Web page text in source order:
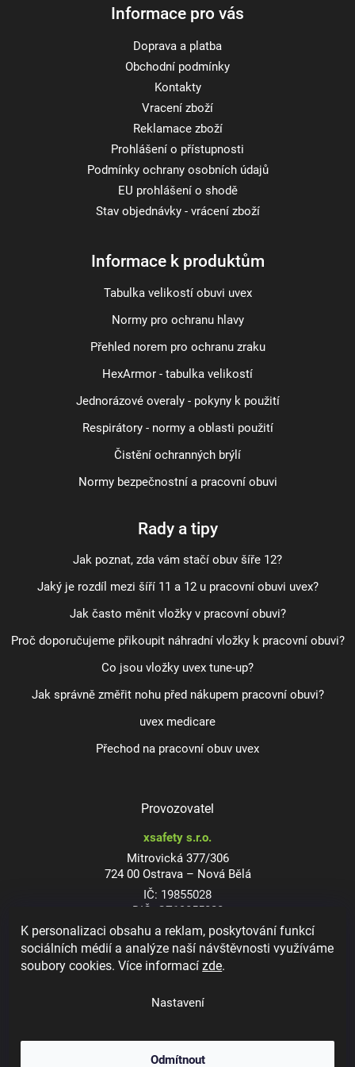
K personalizaci obsahu a reklam, poskytování funkcí
sociálních médií a analýze naší návštěvnosti využíváme
soubory cookies. Více informacízde.
Nastavení
Odmítnout
Informace pro vás
Doprava a platba
Obchodní podmínky
Kontakty
Vracení zboží
Reklamace zboží
Prohlášení o přístupnosti
Podmínky ochrany osobních údajů
EU prohlášení o shodě
Stav objednávky - vrácení zboží
Informace k produktům
Tabulka velikostí obuvi uvex
Normy pro ochranu hlavy
Přehled norem pro ochranu zraku
HexArmor - tabulka velikostí
Jednorázové overaly - pokyny k použití
Respirátory - normy a oblasti použití
Čistění ochranných brýlí
Normy bezpečnostní a pracovní obuvi
Rady a tipy
Jak poznat, zda vám stačí obuv šíře 12?
Jaký je rozdíl mezi šíří 11 a 12 u pracovní obuvi uvex?
Jak často měnit vložky v pracovní obuvi?
Proč doporučujeme přikoupit náhradní vložky k pracovní obuvi?
Co jsou vložky uvex tune-up?
Jak správně změřit nohu před nákupem pracovní obuvi?
uvex medicare
Přechod na pracovní obuv uvex
Provozovatel
xsafety s.r.o.
Mitrovická 377/306
724 00 Ostrava – Nová Bělá
IČ: 19855028
DIČ: CZ19855028
Dioptrické ochranné brýle